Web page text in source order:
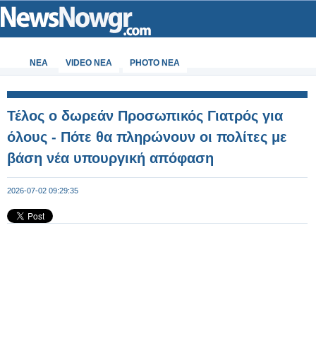
ΝΕΑ VIDEO NEA PHOTO NEA
Τέλος ο δωρεάν Προσωπικός Γιατρός για
όλους - Πότε θα πληρώνουν οι πολίτες με
βάση νέα υπουργική απόφαση
2026-07-02 09:29:35